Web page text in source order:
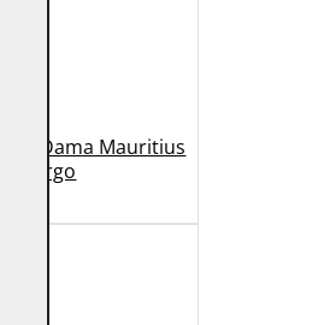
Dama Mauritius